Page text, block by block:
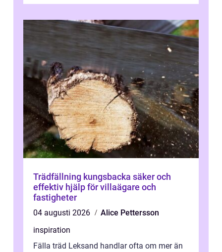
Trädfällning kungsbacka säker och
effektiv hjälp för villaägare och
fastigheter
04 augusti 2026
Alice Pettersson
inspiration
Fälla träd Leksand handlar ofta om mer än